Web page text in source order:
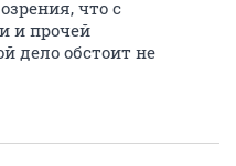
что с
и прочей
дело обстоит не